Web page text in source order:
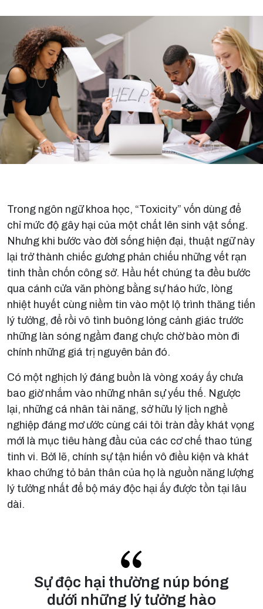
Trong ngôn ngữ khoa học, “Toxicity” vốn dùng để
chỉ mức độ gây hại của một chất lên sinh vật sống.
Nhưng khi bước vào đời sống hiện đại, thuật ngữ này
lại trở thành chiếc gương phản chiếu những vết rạn
tinh thần chốn công sở. Hầu hết chúng ta đều bước
qua cánh cửa văn phòng bằng sự háo hức, lòng
nhiệt huyết cùng niềm tin vào một lộ trình thăng tiến
lý tưởng, để rồi vô tình buông lỏng cảnh giác trước
những làn sóng ngầm đang chực chờ bào mòn đi
chính những giá trị nguyên bản đó.
Có một nghịch lý đáng buồn là vòng xoáy ấy chưa
bao giờ nhắm vào những nhân sự yếu thế. Ngược
lại, những cá nhân tài năng, sở hữu lý lịch nghề
nghiệp đáng mơ ước cùng cái tôi tràn đầy khát vọng
mới là mục tiêu hàng đầu của các cơ chế thao túng
tinh vi. Bởi lẽ, chính sự tận hiến vô điều kiện và khát
khao chứng tỏ bản thân của họ là nguồn năng lượng
lý tưởng nhất để bộ máy độc hại ấy được tồn tại lâu
dài.
Sự độc hại thường núp bóng
dưới những lý tưởng hào